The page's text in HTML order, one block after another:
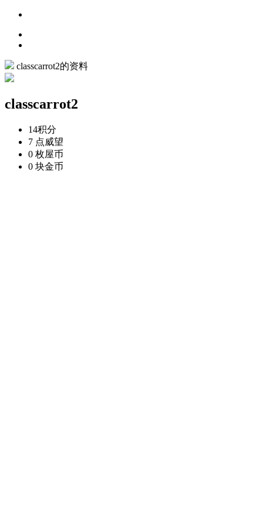
classcarrot2的资料
classcarrot2
14积分
7 点威望
0 枚屋币
0 块金币